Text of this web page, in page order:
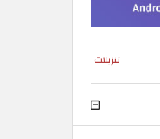
تنزيلات